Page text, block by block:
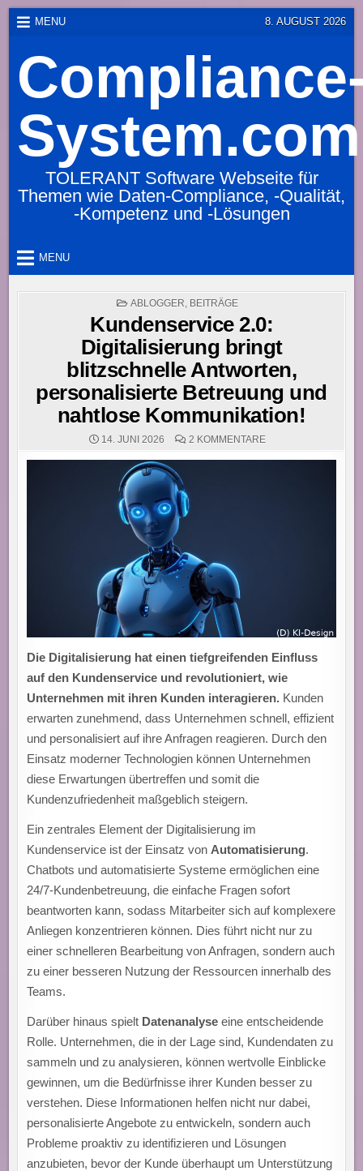
Skip
content
MENU 8. AUGUST 2026
System.com
TOLERANT Software Webseite für
Themen wie Daten-Compliance, -Qualität,
-Kompetenz und -Lösungen
MENU
POSTED
ABLOGGER, BEITRÄGE
Kundenservice 2.0:
Digitalisierung bringt
blitzschnelle Antworten,
personalisierte Betreuung und
nahtlose Kommunikation!
14. JUNI 2026 2 KOMMENTAREZU
2.0:
Die Digitalisierung hat einen tiefgreifenden Einfluss
auf den Kundenservice und revolutioniert, wie
Unternehmen mit ihren Kunden interagieren. Kunden
erwarten zunehmend, dass Unternehmen schnell, effizient
und personalisiert auf ihre Anfragen reagieren. Durch den
Einsatz moderner Technologien können Unternehmen
diese Erwartungen übertreffen und somit die
Kundenzufriedenheit maßgeblich steigern.
Ein zentrales Element der Digitalisierung im
Kundenservice ist der Einsatz von Automatisierung.
Chatbots und automatisierte Systeme ermöglichen eine
24/7-Kundenbetreuung, die einfache Fragen sofort
beantworten kann, sodass Mitarbeiter sich auf komplexere
Anliegen konzentrieren können. Dies führt nicht nur zu
einer schnelleren Bearbeitung von Anfragen, sondern auch
zu einer besseren Nutzung der Ressourcen innerhalb des
Teams.
Darüber hinaus spielt Datenanalyse eine entscheidende
Rolle. Unternehmen, die in der Lage sind, Kundendaten zu
sammeln und zu analysieren, können wertvolle Einblicke
gewinnen, um die Bedürfnisse ihrer Kunden besser zu
verstehen. Diese Informationen helfen nicht nur dabei,
personalisierte Angebote zu entwickeln, sondern auch
Probleme proaktiv zu identifizieren und Lösungen
anzubieten, bevor der Kunde überhaupt um Unterstützung